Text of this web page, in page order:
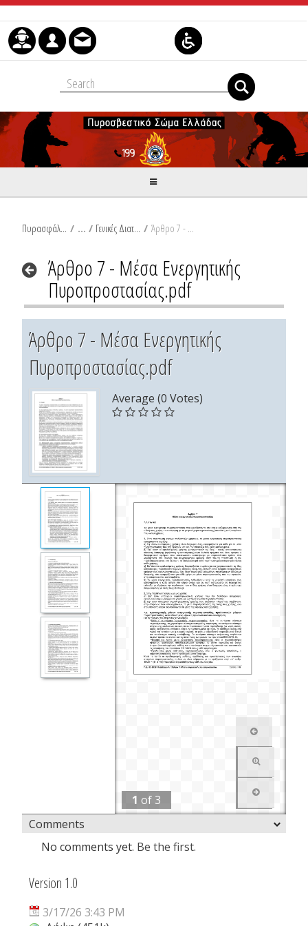
Skip to Content
Πυρασφάλεια / Γενικές Διατάξεις ΠΔ 41_2018 / Άρθρο 7 - Μέσα Ενεργητικής Πυροπροστασίας.pdf
Άρθρο 7 - Μέσα Ενεργητικής
Πυροπροστασίας.pdf
Άρθρο 7 - Μέσα Ενεργητικής
Πυροπροστασίας.pdf
Average (0 Votes)
1 of 3
Comments
No comments yet. Be the first.
Version 1.0
3/17/26 3:43 PM